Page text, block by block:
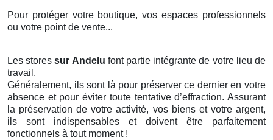
Pour protéger votre boutique, vos espaces professionnels
ou votre point de vente...
Les storessur Andelu font partie intégrante de votre lieu de
travail.
Généralement, ils sont là pour préserver ce dernier en votre
absence et pour éviter toute tentative d’effraction. Assurant
la préservation de votre activité, vos biens et votre argent,
ils sont indispensables et doivent être parfaitement
fonctionnels à tout moment !